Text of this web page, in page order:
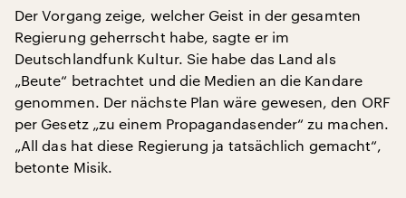
Der Vorgang zeige, welcher Geist in der gesamten
Regierung geherrscht habe, sagte er im
Deutschlandfunk Kultur. Sie habe das Land als
„Beute“ betrachtet und die Medien an die Kandare
genommen. Der nächste Plan wäre gewesen, den ORF
per Gesetz „zu einem Propagandasender“ zu machen.
„All das hat diese Regierung ja tatsächlich gemacht“,
betonte Misik.